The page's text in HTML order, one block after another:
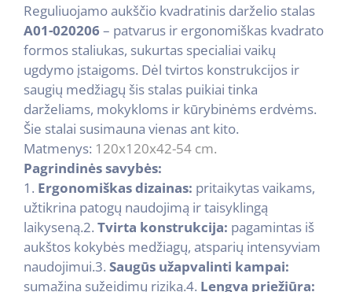
Reguliuojamo aukščio kvadratinis darželio stalas
A01-020206 – patvarus ir ergonomiškas kvadrato
formos staliukas, sukurtas specialiai vaikų
ugdymo įstaigoms. Dėl tvirtos konstrukcijos ir
saugių medžiagų šis stalas puikiai tinka
darželiams, mokykloms ir kūrybinėms erdvėms.
Šie stalai susimauna vienas ant kito.
Matmenys: 120x120x42-54 cm.
Pagrindinės savybės:
1. Ergonomiškas dizainas: pritaikytas vaikams,
užtikrina patogų naudojimą ir taisyklingą
laikyseną.2. Tvirta konstrukcija: pagamintas iš
aukštos kokybės medžiagų, atsparių intensyviam
naudojimui.3. Saugūs užapvalinti kampai:
sumažina sužeidimų riziką.4. Lengva priežiūra: